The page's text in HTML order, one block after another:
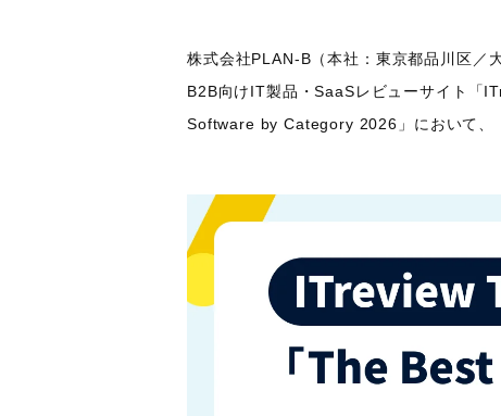
株式会社PLAN-B（本社：東京都品川区／
B2B向けIT製品・SaaSレビューサイト
Software by Category 2026」において、